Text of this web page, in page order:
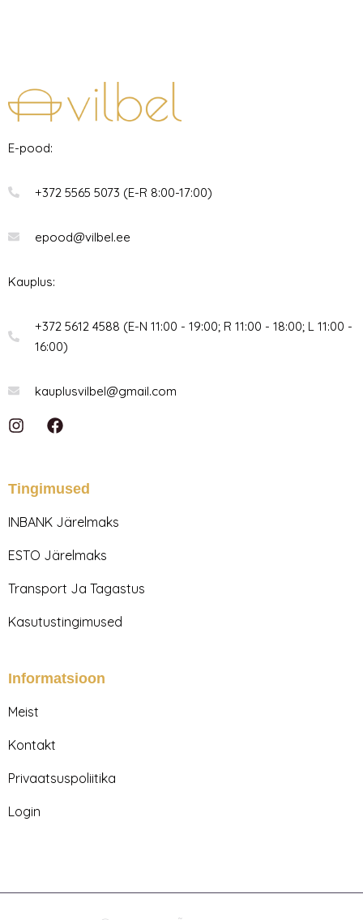
E-pood:
+372 5565 5073 (E-R 8:00-17:00)
epood@vilbel.ee
Kauplus:
+372 5612 4588 (E-N 11:00 - 19:00; R 11:00 - 18:00; L 11:00 -
16:00)
kauplusvilbel@gmail.com
I
a
r
m
F
a
b
o
Tingimused
INBANK Järelmaks
ESTO Järelmaks
Transport Ja Tagastus
Kasutustingimused
Informatsioon
Meist
Kontakt
Privaatsuspoliitika
Login